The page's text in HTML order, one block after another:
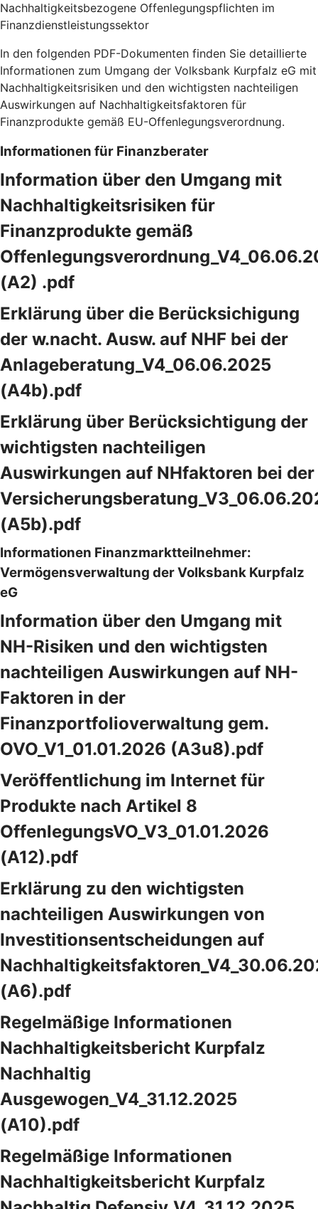
Nachhaltigkeitsbezogene Offenlegungspflichten im
Finanzdienstleistungssektor
In den folgenden PDF-Dokumenten finden Sie detaillierte
Informationen zum Umgang der Volksbank Kurpfalz eG mit
Nachhaltigkeitsrisiken und den wichtigsten nachteiligen
Auswirkungen auf Nachhaltigkeitsfaktoren für
Finanzprodukte gemäß EU-Offenlegungsverordnung.
Informationen für Finanzberater
Information über den Umgang mit
Nachhaltigkeitsrisiken für
Finanzprodukte gemäß
(A2) .pdf
Erklärung über die Berücksichigung
der w.nacht. Ausw. auf NHF bei der
Anlageberatung_V4_06.06.2025
(A4b).pdf
Erklärung über Berücksichtigung der
wichtigsten nachteiligen
Auswirkungen auf NHfaktoren bei der
(A5b).pdf
Informationen Finanzmarktteilnehmer:
Vermögensverwaltung der Volksbank Kurpfalz
eG
Information über den Umgang mit
NH-Risiken und den wichtigsten
nachteiligen Auswirkungen auf NH-
Faktoren in der
Finanzportfolioverwaltung gem.
OVO_V1_01.01.2026 (A3u8).pdf
Veröffentlichung im Internet für
Produkte nach Artikel 8
OffenlegungsVO_V3_01.01.2026
(A12).pdf
Erklärung zu den wichtigsten
nachteiligen Auswirkungen von
Investitionsentscheidungen auf
(A6).pdf
Regelmäßige Informationen
Nachhaltigkeitsbericht Kurpfalz
Nachhaltig
Ausgewogen_V4_31.12.2025
(A10).pdf
Regelmäßige Informationen
Nachhaltigkeitsbericht Kurpfalz